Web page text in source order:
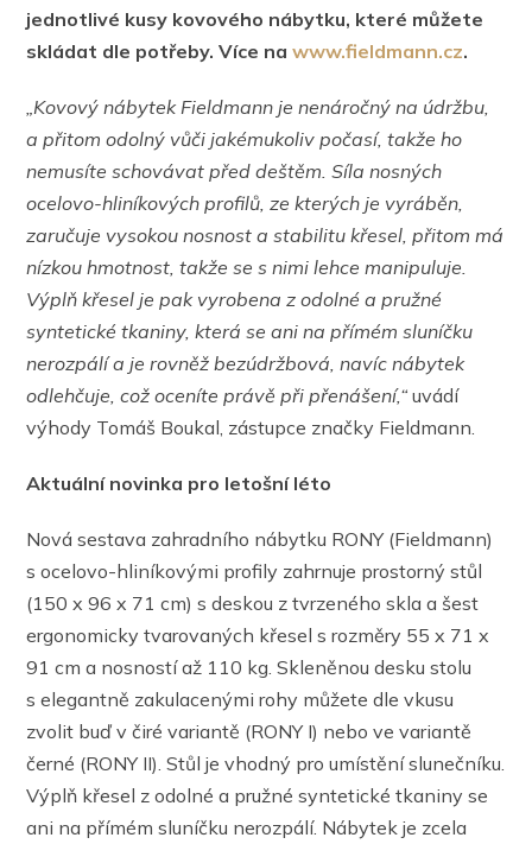
jednotlivé kusy kovového nábytku, které můžete
skládat dle potřeby. Více nawww.fieldmann.cz.
„Kovový nábytekFieldmann je nenáročný na údržbu,
a přitom odolný vůči jakémukoliv počasí, takže ho
nemusíte schovávat před deštěm.Síla nosných
ocelovo-hliníkových profilů, ze kterých je vyráběn,
zaručuje vysokou nosnost a stabilitu křesel, přitom má
nízkou hmotnost, takže se s nimi lehce manipuluje.
Výplň křesel je pak vyrobena z odolné a pružné
syntetické tkaniny, která se ani na přímém sluníčku
nerozpálí a je rovněž bezúdržbová, navíc nábytek
odlehčuje, což oceníte právě při přenášení,“uvádí
výhody Tomáš Boukal, zástupce značky Fieldmann.
Aktuální novinka pro letošní léto
Nová sestava zahradního nábytku RONY (Fieldmann)
s ocelovo-hliníkovými profily zahrnuje prostorný stůl
(150 x 96 x 71 cm) s deskou z tvrzeného skla a šest
ergonomicky tvarovaných křesel s rozměry 55 x 71 x
91 cm a nosností až 110 kg. Skleněnou desku stolu
s elegantně zakulacenými rohy můžete dle vkusu
zvolit buď v čiré variantě (RONY I) nebo ve variantě
černé (RONY II). Stůl je vhodný pro umístění slunečníku.
Výplň křesel z odolné a pružné syntetické tkaniny se
ani na přímém sluníčku nerozpálí. Nábytek je zcela